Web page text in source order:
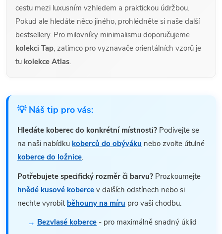
cestu mezi luxusním vzhledem a praktickou údržbou.
Pokud ale hledáte něco jiného, prohlédněte si naše další
bestsellery. Pro milovníky minimalismu doporučujeme
kolekci Tap, zatímco pro vyznavače orientálních vzorů je
tu kolekce Atlas.
💡 Náš tip pro vás:
Hledáte koberec do konkrétní místnosti? Podívejte se
na naši nabídku koberců do obýváku nebo zvolte útulné
koberce do ložnice.
Potřebujete specifický rozměr či barvu? Prozkoumejte
hnědé kusové koberce v dalších odstínech nebo si
nechte vyrobit běhouny na míru pro vaši chodbu.
Bezvlasé koberce - pro maximálně snadný úklid